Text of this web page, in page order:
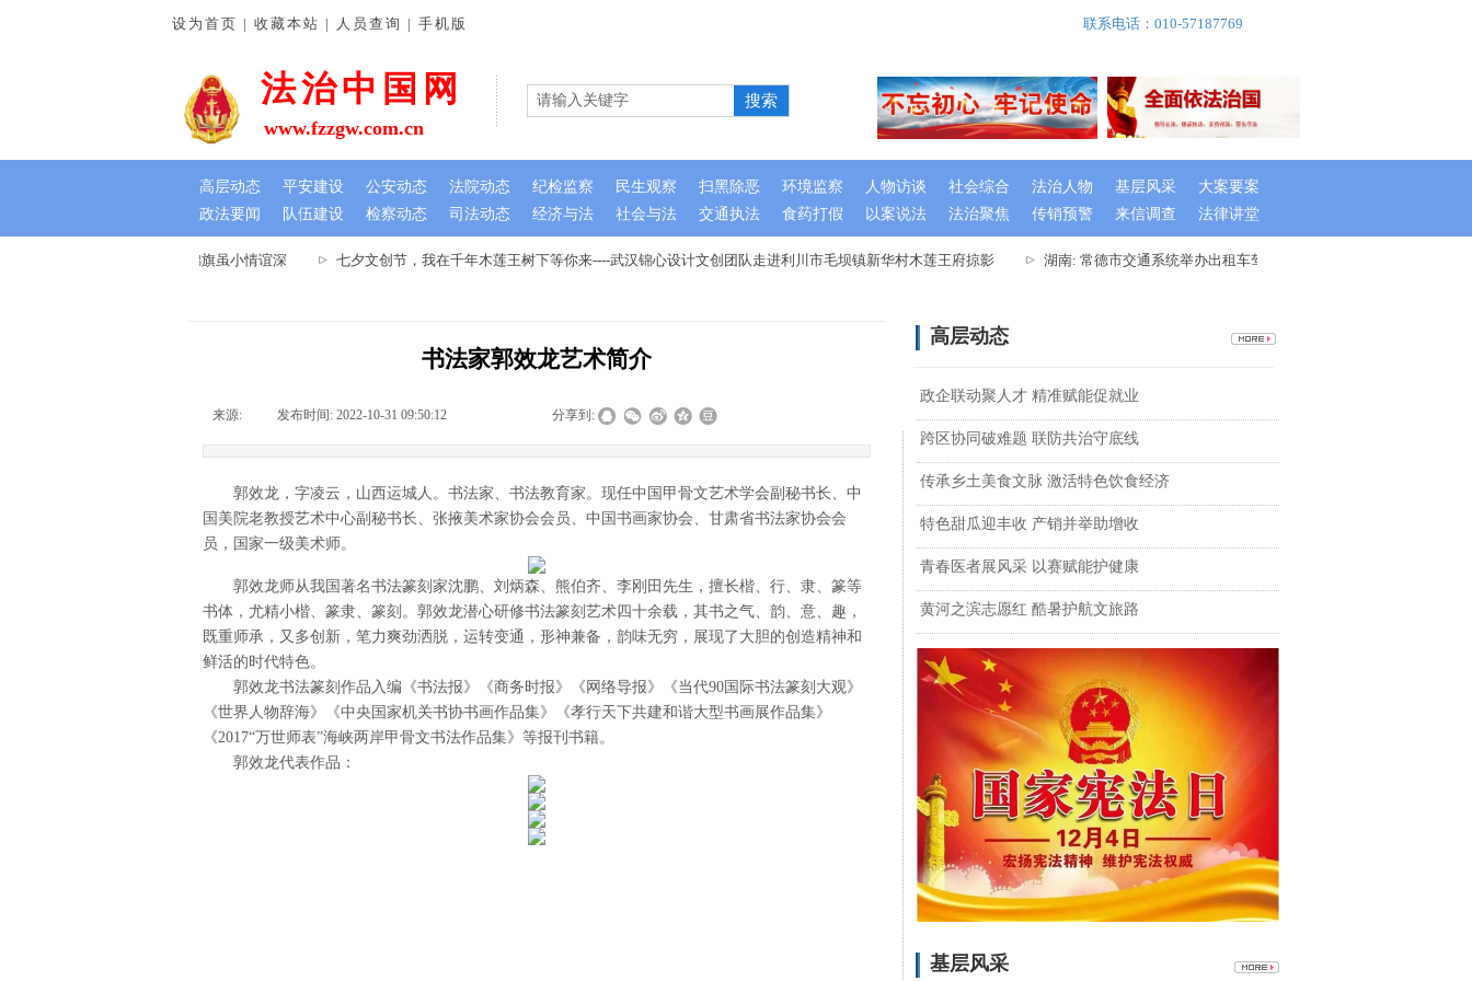
通许法院：排忧解难暖民心 锦旗虽小情谊深 七夕文创节，我在千年木莲王树下等你来----武汉锦心设计文创团队走进利川市毛坝镇新华村木莲王府掠影 湖南: 常德市交通系统举办出租车驾驶员创文专题培训班
法治中国网
政法要闻 队伍建设 检察动态 司法动态 经济与法 社会与法 交通执法 食药打假 以案说法 法治聚焦 传销预警 来信调查 法律讲堂
设为首页 | 收藏本站 | 人员查询 | 手机版 联系电话：010-57187769
搜索
www.fzzgw.com.cn
高层动态 平安建设 公安动态 法院动态 纪检监察 民生观察 扫黑除恶 环境监察 人物访谈 社会综合 法治人物 基层风采 大案要案
高层动态
书法家郭效龙艺术简介
来源: 发布时间: 2022-10-31 09:50:12 分享到:
郭效龙，字凌云，山西运城人。书法家、书法教育家。现任中国甲骨文艺术学会副秘书长、中
国美院老教授艺术中心副秘书长、张掖美术家协会会员、中国书画家协会、甘肃省书法家协会会
员，国家一级美术师。
郭效龙师从我国著名书法篆刻家沈鹏、刘炳森、熊伯齐、李刚田先生，擅长楷、行、隶、篆等
书体，尤精小楷、篆隶、篆刻。郭效龙潜心研修书法篆刻艺术四十余载，其书之气、韵、意、趣，
既重师承，又多创新，笔力爽劲洒脱，运转变通，形神兼备，韵味无穷，展现了大胆的创造精神和
鲜活的时代特色。
郭效龙书法篆刻作品入编《书法报》《商务时报》《网络导报》《当代90国际书法篆刻大观》
《世界人物辞海》《中央国家机关书协书画作品集》《孝行天下共建和谐大型书画展作品集》
《2017“万世师表”海峡两岸甲骨文书法作品集》等报刊书籍。
郭效龙代表作品：
政企联动聚人才 精准赋能促就业
跨区协同破难题 联防共治守底线
传承乡土美食文脉 激活特色饮食经济
特色甜瓜迎丰收 产销并举助增收
青春医者展风采 以赛赋能护健康
黄河之滨志愿红 酷暑护航文旅路
基层风采